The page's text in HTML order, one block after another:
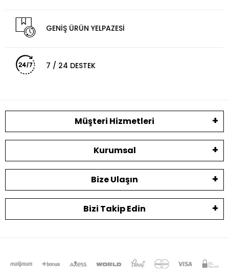
GENİŞ ÜRÜN YELPAZESİ
7 / 24 DESTEK
Müşteri Hizmetleri
Kurumsal
Bize Ulaşın
Bizi Takip Edin